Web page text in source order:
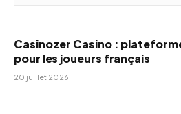
Casinozer Casino :
pour les joueurs français
20 juillet 2026